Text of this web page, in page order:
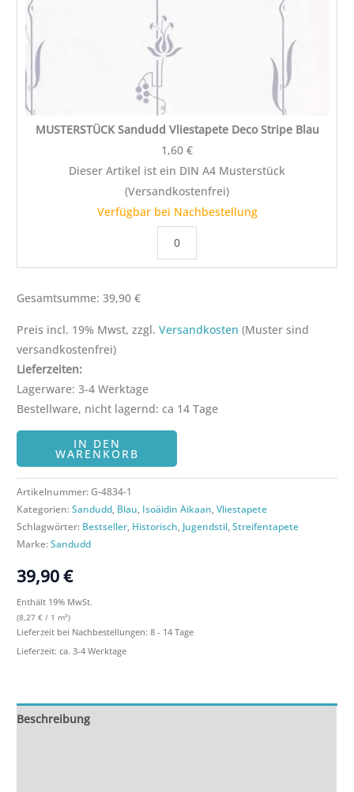
MUSTERSTÜCK Sandudd Vliestapete Deco Stripe Blau
1,60 €
Dieser Artikel ist ein DIN A4 Musterstück
(Versandkostenfrei)
Verfügbar bei Nachbestellung
Gesamtsumme:39,90€
Preis incl. 19% Mwst, zzgl.Versandkosten (Muster sind
Lagerware: 3-4 Werktage
Bestellware, nicht lagernd: ca 14 Tage
IN DEN
WARENKORB
Artikelnummer:G-4834-1
Kategorien:Sandudd, Blau, Isoäidin Aikaan,Vliestapete
Schlagwörter: Bestseller, Historisch, Jugendstil,Streifentapete
Marke:Sandudd
39,90€
Enthält 19% MwSt.
(8,27€ / 1 m²)
Lieferzeit bei Nachbestellungen: 8 - 14 Tage
Lieferzeit: ca. 3-4 Werktage
Beschreibung